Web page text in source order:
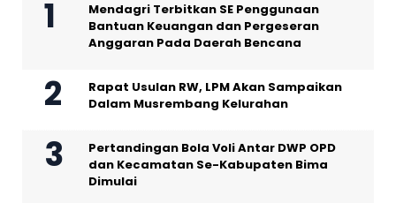
Mendagri Terbitkan SE Penggunaan
Bantuan Keuangan dan Pergeseran
Anggaran Pada Daerah Bencana
Rapat Usulan RW, LPM Akan Sampaikan
Dalam Musrembang Kelurahan
Pertandingan Bola Voli Antar DWP OPD
dan Kecamatan Se-Kabupaten Bima
Dimulai